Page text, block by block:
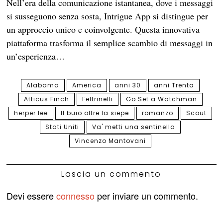
Nell’era della comunicazione istantanea, dove i messaggi
si susseguono senza sosta, Intrigue App si distingue per
un approccio unico e coinvolgente. Questa innovativa
piattaforma trasforma il semplice scambio di messaggi in
un’esperienza…
Alabama America anni 30
anni Trenta
Atticus Finch
Feltrinelli
Go Set a Watchman
herper lee
Il buio oltre la siepe romanzo
Scout
Stati Uniti
Va' metti una sentinella
Vincenzo Mantovani
Lascia un commento
Devi essereconnesso per inviare un commento.